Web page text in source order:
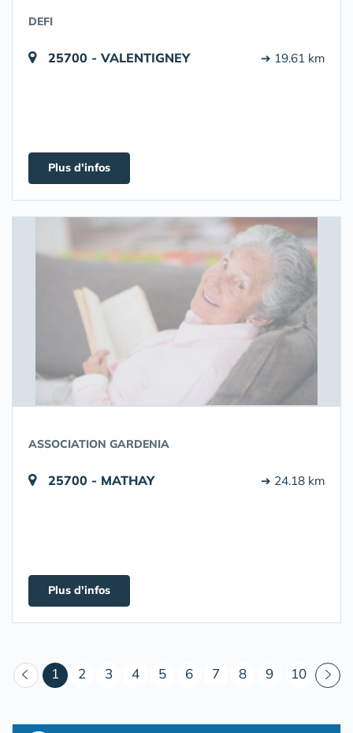
DEFI
25700 - VALENTIGNEY ➔ 19.61 km
Plus d'infos
ASSOCIATION GARDENIA
25700 - MATHAY ➔ 24.18 km
Plus d'infos
1 (courant)
2 3 4 5 6 7 8 9 10